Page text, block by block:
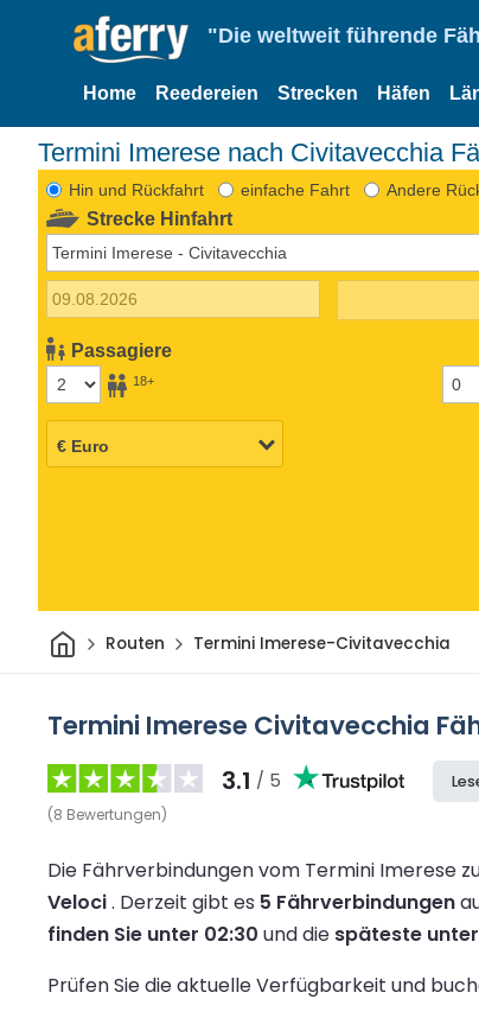
"Die weltweit führende
Home Reedereien Strecken Häfen
Termini Imerese nach Civitavecchia
Hin und Rückfahrt einfache Fahrt Andere
Strecke Hinfahrt
Passagiere
18+
HeimRouten Termini Imerese-Civitavecchia
Termini Imerese Civitavecchia
3.1 / 5
(8 Bewertungen)
Die Fährverbindungen vom Termini Imerese
Veloci. Derzeit gibt es 5 Fährverbindungen
finden Sie unter 02:30 und die späteste
Prüfen Sie die aktuelle Verfügbarkeit und